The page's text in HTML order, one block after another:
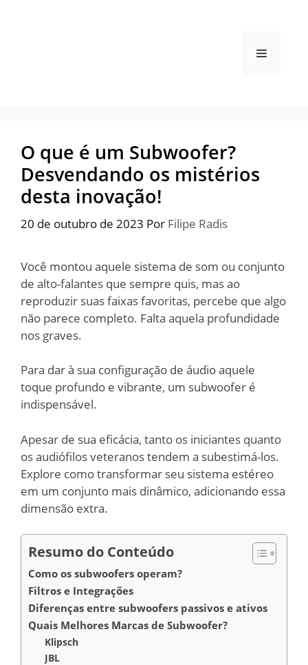
Menu
O que é um Subwoofer?
Desvendando os mistérios
desta inovação!
20 de outubro de 2023 Por Filipe Radis
Você montou aquele sistema de som ou conjunto
de alto-falantes que sempre quis, mas ao
reproduzir suas faixas favoritas, percebe que algo
não parece completo. Falta aquela profundidade
nos graves.
Para dar à sua configuração de áudio aquele
toque profundo e vibrante, um subwoofer é
indispensável.
Apesar de sua eficácia, tanto os iniciantes quanto
os audiófilos veteranos tendem a subestimá-los.
Explore como transformar seu sistema estéreo
em um conjunto mais dinâmico, adicionando essa
dimensão extra.
Resumo do Conteúdo
Como os subwoofers operam?
Filtros e Integrações
Diferenças entre subwoofers passivos e ativos
Quais Melhores Marcas de Subwoofer?
Klipsch
JBL